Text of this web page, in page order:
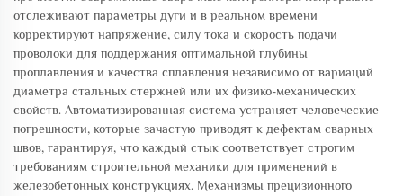
отслеживают параметры дуги и в реальном времени
корректируют напряжение, силу тока и скорость подачи
проволоки для поддержания оптимальной глубины
проплавления и качества сплавления независимо от вариаций
диаметра стальных стержней или их физико-механических
свойств. Автоматизированная система устраняет человеческие
погрешности, которые зачастую приводят к дефектам сварных
швов, гарантируя, что каждый стык соответствует строгим
требованиям строительной механики для применений в
железобетонных конструкциях. Механизмы прецизионного